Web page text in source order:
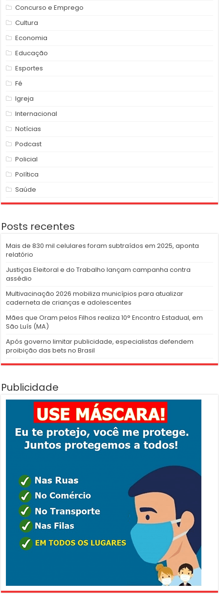
Concurso e Emprego
Cultura
Economia
Educação
Esportes
Fé
Igreja
Internacional
Notícias
Podcast
Policial
Política
Saúde
Posts recentes
Mais de 830 mil celulares foram subtraídos em 2025, aponta
relatório
Justiças Eleitoral e do Trabalho lançam campanha contra
assédio
Multivacinação 2026 mobiliza municípios para atualizar
caderneta de crianças e adolescentes
Mães que Oram pelos Filhos realiza 10° Encontro Estadual, em
São Luís (MA)
Após governo limitar publicidade, especialistas defendem
proibição das bets no Brasil
Publicidade